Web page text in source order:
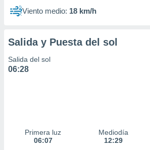
de
Viento medio: 18 km/h
Salida y Puesta del sol
Salida del sol
06:28
Primera luz
06:07
Mediodía
12:29